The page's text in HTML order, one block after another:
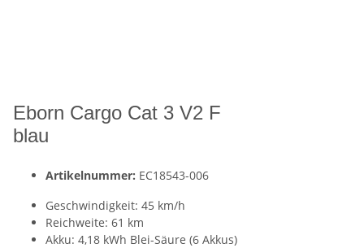
Eborn Cargo Cat 3 V2 F
blau
Artikelnummer: EC18543-006
Geschwindigkeit: 45 km/h
Reichweite: 61 km
Akku: 4,18 kWh Blei-Säure (6 Akkus)